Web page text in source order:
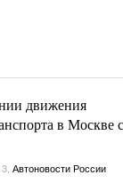
движения
в Москве
,Автоновости России